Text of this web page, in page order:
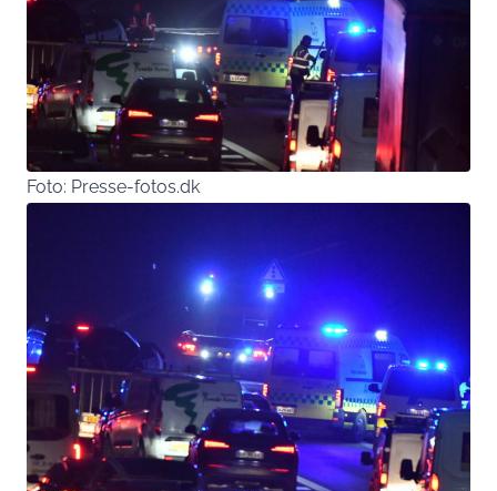
Foto: Presse-fotos.dk